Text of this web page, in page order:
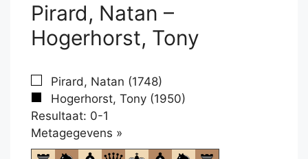
Pirard, Natan –
Hogerhorst, Tony
Pirard, Natan (1748)
Hogerhorst, Tony (1950)
Resultaat: 0-1
Metagegevens »
om